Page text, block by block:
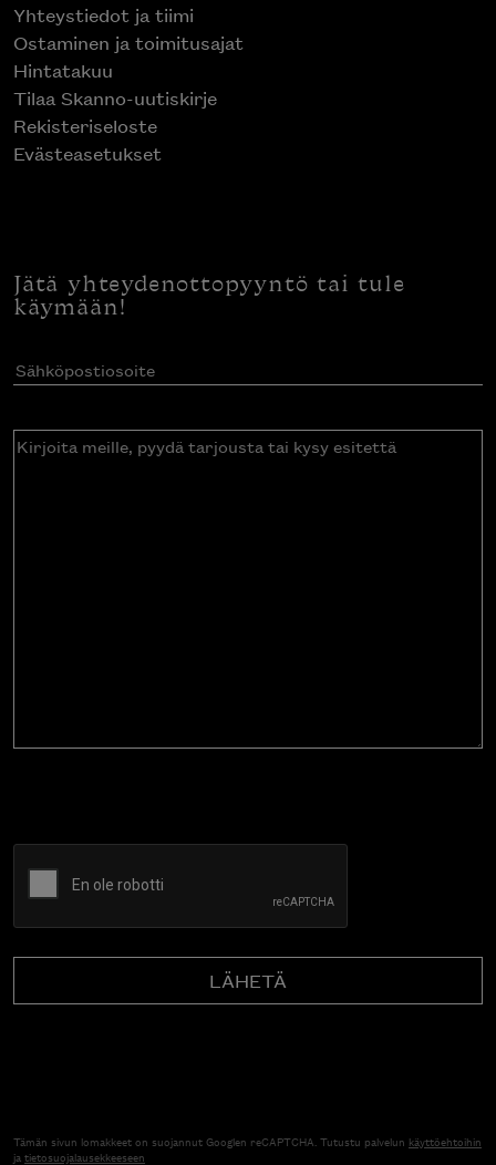
Yhteystiedot ja tiimi
Ostaminen ja toimitusajat
Hintatakuu
Tilaa Skanno-uutiskirje
Rekisteriseloste
Evästeasetukset
Jätä yhteydenottopyyntö tai tule
käymään!
Sähköpostiosoite(Pakollinen)
Kirjoita
Tämän sivun lomakkeet on suojannut Googlen reCAPTCHA. Tutustu palvelun käyttöehtoihin
jatietosuojalausekkeeseen